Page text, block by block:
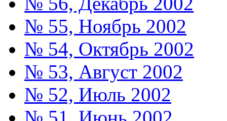
№ 55, Ноябрь 2002
№ 54, Октябрь 2002
№ 53, Август 2002
№ 52, Июль 2002